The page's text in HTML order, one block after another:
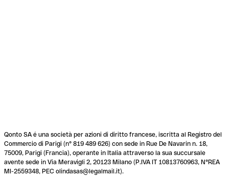
Qonto SA é una società per azioni di diritto francese, iscritta al Registro del
Commercio di Parigi (n° 819 489 626) con sede in Rue De Navarin n. 18,
75009, Parigi (Francia), operante in Italia attraverso la sua succursale
avente sede in Via Meravigli 2, 20123 Milano (P.IVA IT 10813760963, N°REA
MI-2559348, PEC olindasas@legalmail.it).